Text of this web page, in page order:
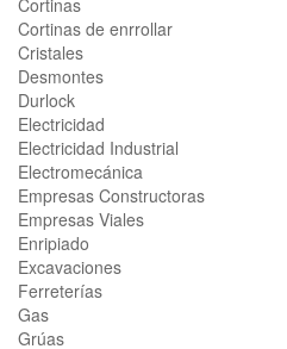
Cortinas
Cortinas de enrrollar
Cristales
Desmontes
Durlock
Electricidad
Electricidad Industrial
Electromecánica
Empresas Constructoras
Empresas Viales
Enripiado
Excavaciones
Ferreterías
Gas
Grúas